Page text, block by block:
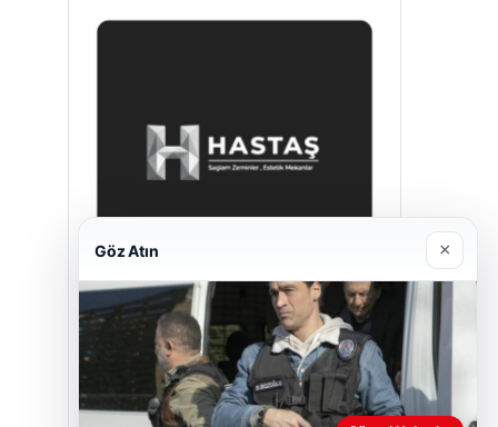
Hastaş Beton
Mayıs 26, 2026
Göz Atın ×